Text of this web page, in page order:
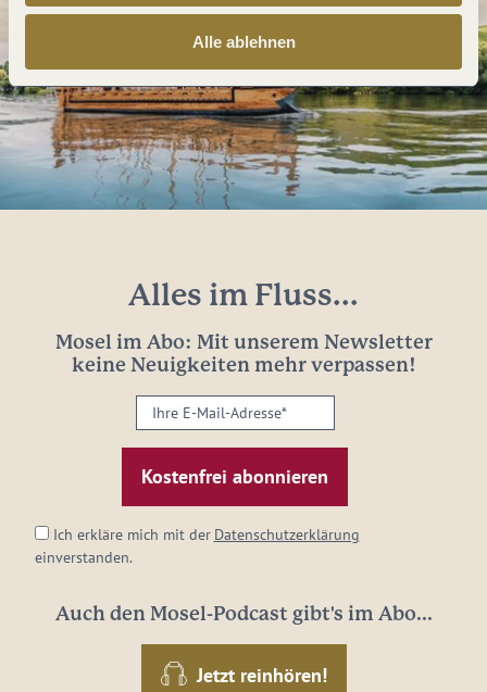
Alle ablehnen
Alles im Fluss...
Mosel im Abo: Mit unserem Newsletter
keine Neuigkeiten mehr verpassen!
Ihre
E-
Mail-
Adresse:
Ich erkläre mich mit der Datenschutzerklärung
einverstanden.
Auch den Mosel-Podcast gibt's im Abo...
Jetzt reinhören!